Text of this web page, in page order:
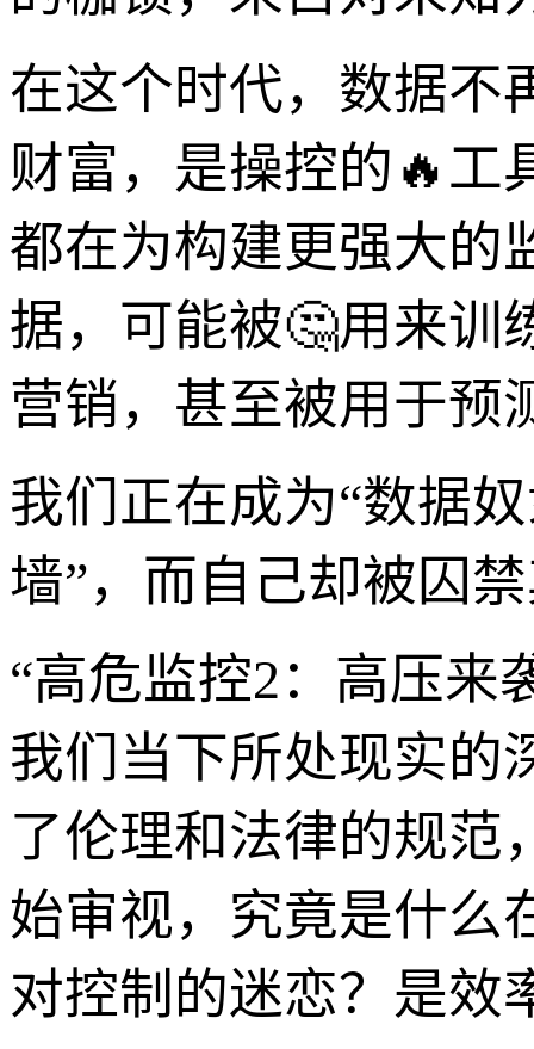
在这个时代，数据不
财富，是操控的🔥工
都在为构建更强大的
据，可能被🤔用来训
营销，甚至被用于预
我们正在成为“数据
墙”，而自己却被囚
“高危监控2：高压来
我们当下所处现实的
了伦理和法律的规范
始审视，究竟是什么
对控制的迷恋？是效